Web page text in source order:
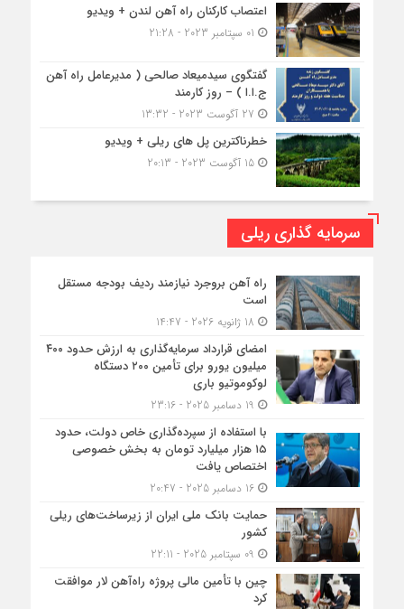
اعتصاب کارکنان راه آهن لندن + ویدیو
گفتگوی سیدمیعاد صالحی ( مدیرعامل راه آهن
ج.ا.ا ) – روز کارمند
خطرناکترین پل های ریلی + ویدیو
15 آگوست 2023 - 20:13
سرمایه گذاری ریلی
راه آهن بروجرد نیازمند ردیف بودجه مستقل
است
امضای قرارداد سرمایه‌گذاری به ارزش حدود ۴۰۰
میلیون یورو برای تأمین ۲۰۰ دستگاه
لوکوموتیو باری
با استفاده از سپرده‌گذاری خاص دولت، حدود
۱۵ هزار میلیارد تومان به بخش خصوصی
اختصاص یافت
16 دسامبر 2025 - 20:47
حمایت بانک ملی ایران از زیرساخت‌های ریلی
کشور
چین با تأمین مالی پروژه راه‌آهن لار موافقت
کرد